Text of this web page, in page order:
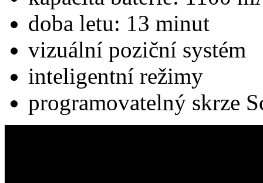
doba letu: 13 minut
vizuální poziční systém
inteligentní režimy
programovatelný skrze